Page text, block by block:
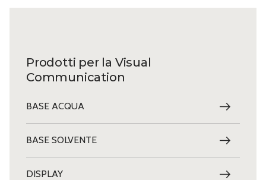
Prodotti per la Visual
Communication
BASE ACQUA
BASE SOLVENTE
DISPLAY